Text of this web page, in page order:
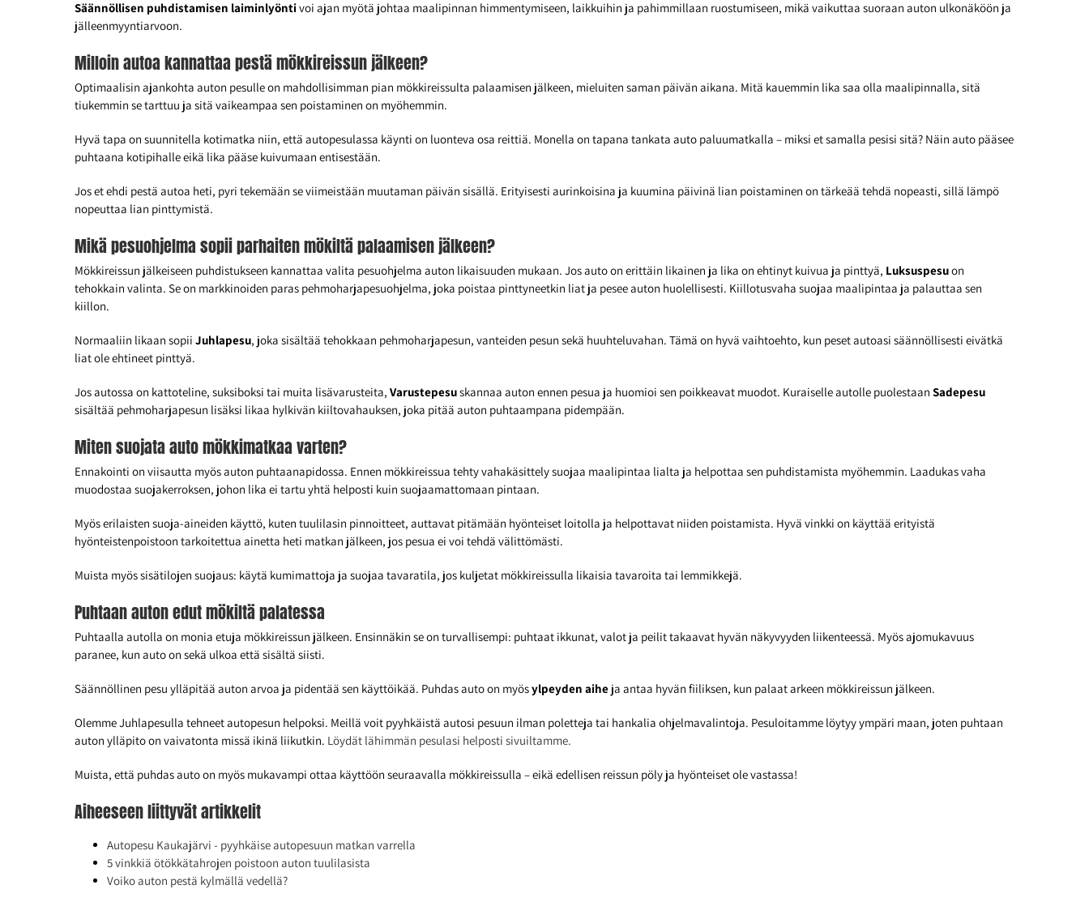
Säännöllisen puhdistamisen laiminlyöntivoi ajan myötä johtaa maalipinnan himmentymiseen, laikkuihin ja pahimmillaan ruostumiseen, mikä vaikuttaa suoraan auton ulkonäköön ja
jälleenmyyntiarvoon.
Milloin autoa kannattaa pestä mökkireissun jälkeen?
Optimaalisin ajankohta auton pesulle on mahdollisimman pian mökkireissulta palaamisen jälkeen, mieluiten saman päivän aikana. Mitä kauemmin lika saa olla maalipinnalla, sitä
tiukemmin se tarttuu ja sitä vaikeampaa sen poistaminen on myöhemmin.
Hyvä tapa on suunnitella kotimatka niin, että autopesulassa käynti on luonteva osa reittiä. Monella on tapana tankata auto paluumatkalla – miksi et samalla pesisi sitä? Näin auto pääsee
puhtaana kotipihalle eikä lika pääse kuivumaan entisestään.
Jos et ehdi pestä autoa heti, pyri tekemään se viimeistään muutaman päivän sisällä. Erityisesti aurinkoisina ja kuumina päivinä lian poistaminen on tärkeää tehdä nopeasti, sillä lämpö
nopeuttaa lian pinttymistä.
Mikä pesuohjelma sopii parhaiten mökiltä palaamisen jälkeen?
Mökkireissun jälkeiseen puhdistukseen kannattaa valita pesuohjelma auton likaisuuden mukaan. Jos auto on erittäin likainen ja lika on ehtinyt kuivua ja pinttyä, Luksuspesuon
tehokkain valinta. Se on markkinoiden paras pehmoharjapesuohjelma, joka poistaa pinttyneetkin liat ja pesee auton huolellisesti. Kiillotusvaha suojaa maalipintaa ja palauttaa sen
kiillon.
Normaaliin likaan sopii Juhlapesu, joka sisältää tehokkaan pehmoharjapesun, vanteiden pesun sekä huuhteluvahan. Tämä on hyvä vaihtoehto, kun peset autoasi säännöllisesti eivätkä
liat ole ehtineet pinttyä.
Jos autossa on kattoteline, suksiboksi tai muita lisävarusteita, Varustepesuskannaa auton ennen pesua ja huomioi sen poikkeavat muodot. Kuraiselle autolle puolestaan Sadepesu
sisältää pehmoharjapesun lisäksi likaa hylkivän kiiltovahauksen, joka pitää auton puhtaampana pidempään.
Miten suojata auto mökkimatkaa varten?
Ennakointi on viisautta myös auton puhtaanapidossa. Ennen mökkireissua tehty vahakäsittely suojaa maalipintaa lialta ja helpottaa sen puhdistamista myöhemmin. Laadukas vaha
muodostaa suojakerroksen, johon lika ei tartu yhtä helposti kuin suojaamattomaan pintaan.
Myös erilaisten suoja-aineiden käyttö, kuten tuulilasin pinnoitteet, auttavat pitämään hyönteiset loitolla ja helpottavat niiden poistamista. Hyvä vinkki on käyttää erityistä
hyönteistenpoistoon tarkoitettua ainetta heti matkan jälkeen, jos pesua ei voi tehdä välittömästi.
Muista myös sisätilojen suojaus: käytä kumimattoja ja suojaa tavaratila, jos kuljetat mökkireissulla likaisia tavaroita tai lemmikkejä.
Puhtaan auton edut mökiltä palatessa
Puhtaalla autolla on monia etuja mökkireissun jälkeen. Ensinnäkin se on turvallisempi: puhtaat ikkunat, valot ja peilit takaavat hyvän näkyvyyden liikenteessä. Myös ajomukavuus
paranee, kun auto on sekä ulkoa että sisältä siisti.
Säännöllinen pesu ylläpitää auton arvoa ja pidentää sen käyttöikää. Puhdas auto on myösylpeyden aihe ja antaa hyvän fiiliksen, kun palaat arkeen mökkireissun jälkeen.
Olemme Juhlapesulla tehneet autopesun helpoksi. Meillä voit pyyhkäistä autosi pesuun ilman poletteja tai hankalia ohjelmavalintoja. Pesuloitamme löytyy ympäri maan, joten puhtaan
auton ylläpito on vaivatonta missä ikinä liikutkin. Löydät lähimmän pesulasi helposti sivuiltamme.
Muista, että puhdas auto on myös mukavampi ottaa käyttöön seuraavalla mökkireissulla – eikä edellisen reissun pöly ja hyönteiset ole vastassa!
Aiheeseen liittyvät artikkelit
Autopesu Kaukajärvi - pyyhkäise autopesuun matkan varrella
5 vinkkiä ötökkätahrojen poistoon auton tuulilasista
Voiko auton pestä kylmällä vedellä?